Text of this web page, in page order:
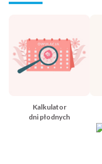
Kalkulator
dni płodnych